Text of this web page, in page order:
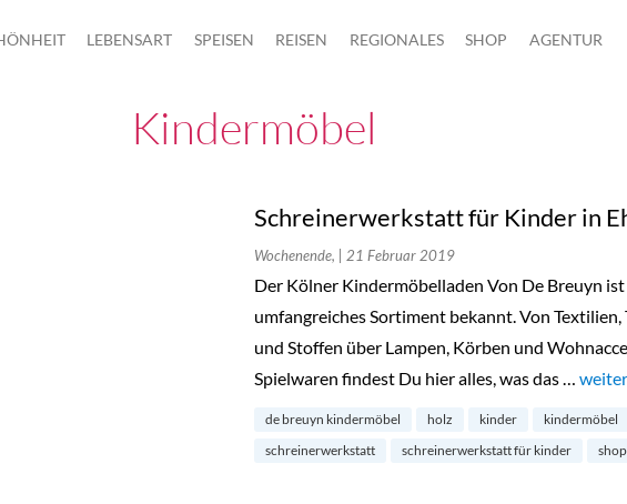
LEBENSART SPEISEN REISEN REGIONALES SHOP AGENTUR
Kindermöbel
Schreinerwerkstatt für Kinder in
Wochenende, | 21 Februar 2019
Der Kölner Kindermöbelladen Von De Breuyn
umfangreiches Sortiment bekannt. Von Textilien,
und Stoffen über Lampen, Körben und
Spielwaren findest Du hier alles, was das …
de breuyn kindermöbel holz kinder kindermöbel
schreinerwerkstatt
schreinerwerkstatt für kinder shop